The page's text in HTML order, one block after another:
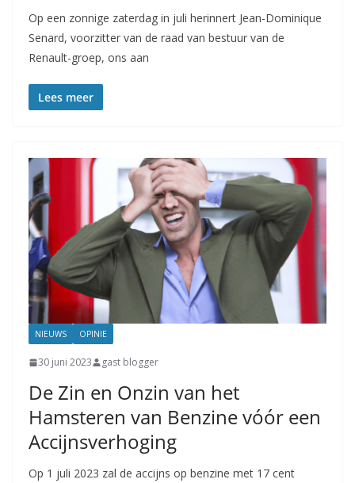
Op een zonnige zaterdag in juli herinnert Jean-Dominique
Senard, voorzitter van de raad van bestuur van de
Renault-groep, ons aan
Lees meer
NIEUWS OPINIE
30 juni 2023 gast blogger
De Zin en Onzin van het
Hamsteren van Benzine vóór een
Accijnsverhoging
Op 1 juli 2023 zal de accijns op benzine met 17 cent